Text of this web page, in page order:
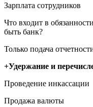
Зарплата сотрудников
Что входит в
быть банк?
Только подача
+Удержание и
Проведение инкассации
Продажа валюты